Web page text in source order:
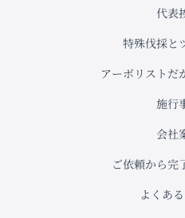
代表
特殊伐採と
アーボリストだ
施行
会社
ご依頼から完
よくあ